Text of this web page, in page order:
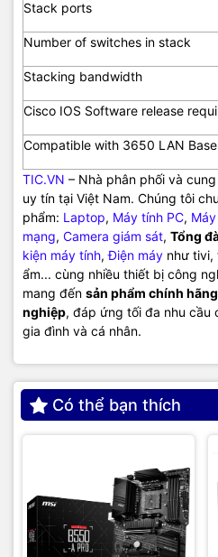
Stack ports
Number of switches in stack
Stacking bandwidth
Cisco IOS Software release
Compatible with 3650 LAN Base
TIC.VN – Nhà phân phối và
uy tín tại Việt Nam. Chúng tôi
phẩm: Laptop, Máy tính PC,
mạng, Camera giám sát, Tổng
kiện máy tính,Điện máy như tivi,
ẩm... cùng nhiều thiết bị công
mang đến sản phẩm chính
nghiệp, đáp ứng tối đa nhu cầu
gia đình và cá nhân.
Có thể bạn thích